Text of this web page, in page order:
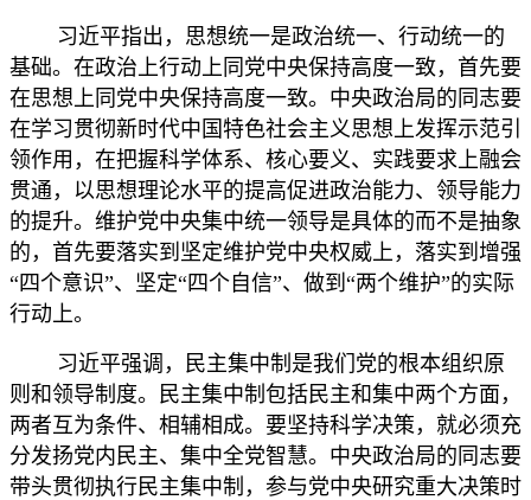
习近平指出，思想统一是政治统一、行动统一的
基础。在政治上行动上同党中央保持高度一致，首先要
在思想上同党中央保持高度一致。中央政治局的同志要
在学习贯彻新时代中国特色社会主义思想上发挥示范引
领作用，在把握科学体系、核心要义、实践要求上融会
贯通，以思想理论水平的提高促进政治能力、领导能力
的提升。维护党中央集中统一领导是具体的而不是抽象
的，首先要落实到坚定维护党中央权威上，落实到增强
“四个意识”、坚定“四个自信”、做到“两个维护”的实际
行动上。
习近平强调，民主集中制是我们党的根本组织原
则和领导制度。民主集中制包括民主和集中两个方面，
两者互为条件、相辅相成。要坚持科学决策，就必须充
分发扬党内民主、集中全党智慧。中央政治局的同志要
带头贯彻执行民主集中制，参与党中央研究重大决策时